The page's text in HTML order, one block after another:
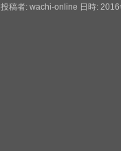
投稿者: wachi-online 日時: